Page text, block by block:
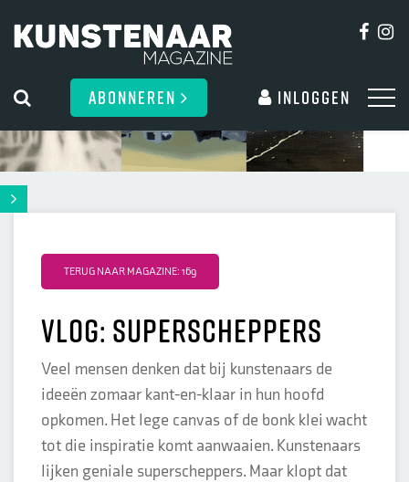
ABONNEREN Inloggen
TERUG NAAR MAGAZINE: 169
Vlog: Superscheppers
Veel mensen denken dat bij kunstenaars de
ideeën zomaar kant-en-klaar in hun hoofd
opkomen. Het lege canvas of de bonk klei wacht
tot die inspiratie komt aanwaaien. Kunstenaars
lijken geniale superscheppers. Maar klopt dat